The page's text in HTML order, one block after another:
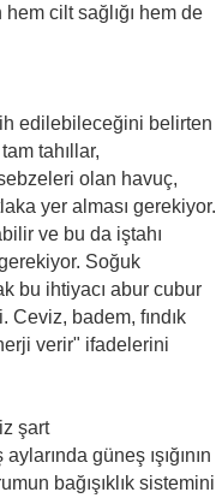
cilt sağlığı hem de
edilebileceğini belirten
tahıllar,
olan havuç,
yer alması gerekiyor.
ve bu da iştahı
gerekiyor. Soğuk
bu ihtiyacı abur cubur
Ceviz, badem, fındık
verir" ifadelerini
şart
güneş ışığının
bağışıklık sistemini